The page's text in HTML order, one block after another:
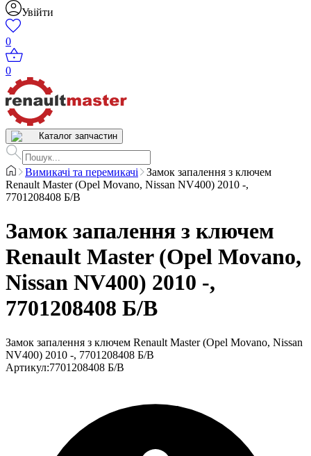
Увійти
0
0
Каталог запчастин
Вимикачі та перемикачі
Замок запалення з ключем
Renault Master (Opel Movano, Nissan NV400) 2010 -,
7701208408 Б/В
Замок запалення з ключем
Renault Master (Opel Movano,
Nissan NV400) 2010 -,
7701208408 Б/В
Замок запалення з ключем Renault Master (Opel Movano, Nissan
NV400) 2010 -, 7701208408 Б/В
Артикул:7701208408 Б/В